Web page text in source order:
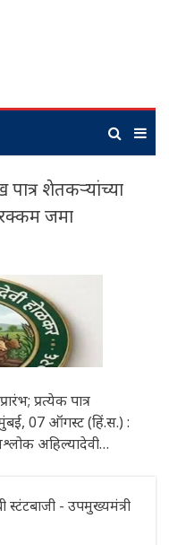
शेतकऱ्यांच्या
रक्कम जमा
प्रत्येक पात्र
अहिल्यादेवी
स्टंटबाजी - उपमुख्यमंत्री